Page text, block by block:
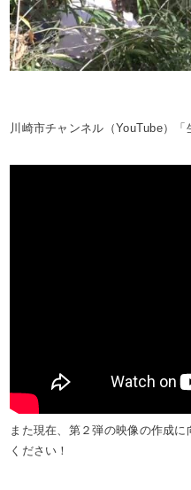
川崎市チャンネル（YouTube）「
また現在、第２弾の映像の作成
ください！